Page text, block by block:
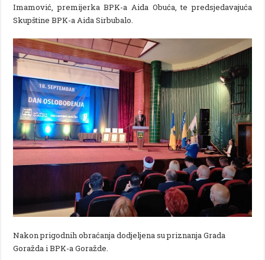
Imamović, premijerka BPK-a Aida Obuća, te predsjedavajuća
Skupštine BPK-a Aida Sirbubalo.
Nakon prigodnih obraćanja dodjeljena su priznanja Grada
Goražda i BPK-a Goražde.